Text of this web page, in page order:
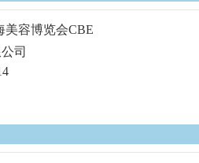
美容博览会CBE
司